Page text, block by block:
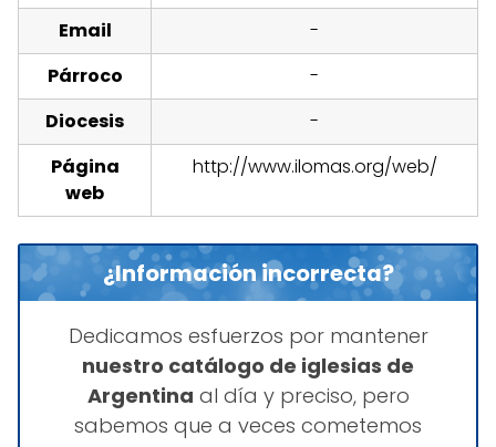
Email
-
Párroco
-
Diocesis
-
Página
web
http://www.ilomas.org/web/
¿Información incorrecta?
Dedicamos esfuerzos por mantener
nuestro catálogo de iglesias de
Argentina al día y preciso, pero
sabemos que a veces cometemos